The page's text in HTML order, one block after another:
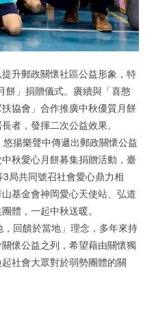
升郵政關懷社區公益形象，特
餅」捐贈儀式。賡續與「喜憨
協會」合作推廣中秋優質月餅
者，發揮二次公益效果。
揚樂聲中傳遞出郵政關懷公益
秋愛心月餅募集捐贈活動，臺
局共同號召社會愛心鼎力相
基金會神岡愛心天使站、弘道
體，一起中秋送暖。
回饋於當地」理念，多年來持
懷公益之列，希望藉由關懷獨
社會大眾對於弱勢團體的關